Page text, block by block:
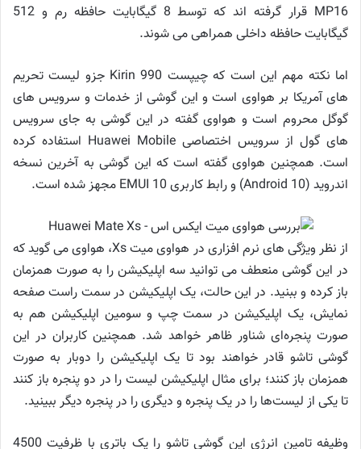
MP16 قرار گرفته اند که توسط 8 گیگابایت حافظه رم و 512
گیگابایت حافظه داخلی همراهی می شوند.
اما نکته مهم این است که چیپست Kirin 990 جزو لیست تحریم
های آمریکا بر هواوی است و این گوشی از خدمات و سرویس های
گوگل محروم است و هواوی گفته در این گوشی به جای سرویس
های گول از سرویس اختصاصی Huawei Mobile استفاده کرده
است. همچنین هواوی گفته است که این گوشی به آخرین نسخه
اندروید (Android 10) و رابط کاربری EMUI 10 مجهز شده است.
از نظر ویژگی های نرم افزاری در هواوی میت Xs، هواوی می گوید که
در این گوشی منعطف می توانید سه اپلیکیشن را به صورت همزمان
باز کرده و ببنید. در این حالت، یک اپلیکیشن در سمت راست صفحه
نمایش، یک اپلیکیشن در سمت چپ و سومین اپلیکیشن هم به
صورت پنجره‌ای شناور ظاهر خواهد شد. همچنین کاربران در این
گوشی تاشو قادر خواهند بود تا یک اپلیکیشن را دوبار به صورت
همزمان باز کنند؛ برای مثال اپلیکیشن لیست را در دو پنجره باز کنند
تا یکی از لیست‌ها را در یک پنجره و دیگری را در پنجره دیگر ببینید.
وظیفه تامین انرژی این گوشی تاشو را یک باتری با ظرفیت 4500